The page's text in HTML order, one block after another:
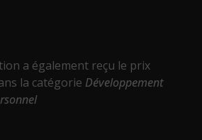
a également reçu le prix
la catégorie Développement